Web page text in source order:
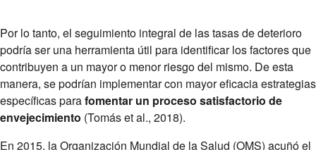
Por lo tanto, el seguimiento integral de las tasas de deterioro
podría ser una herramienta útil para identificar los factores que
contribuyen a un mayor o menor riesgo del mismo. De esta
manera, se podrían implementar con mayor eficacia estrategias
específicas parafomentar un proceso satisfactorio de
envejecimiento (Tomás et al., 2018).
En 2015, la Organización Mundial de la Salud (OMS) acuñó el